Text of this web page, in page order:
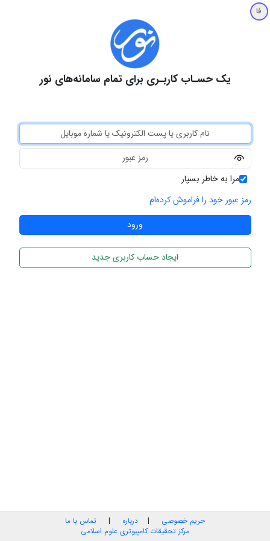
فا
یک حسـاب کاربـری برای تمام سامانه‌های نور
مرا به خاطر بسپار
رمز عبور خود را فراموش کرده‌ام
ایجاد حساب کاربری جدید
حریم خصوصی | درباره | تماس با ما
مرکز تحقیقات کامپیوتری علوم اسلامی